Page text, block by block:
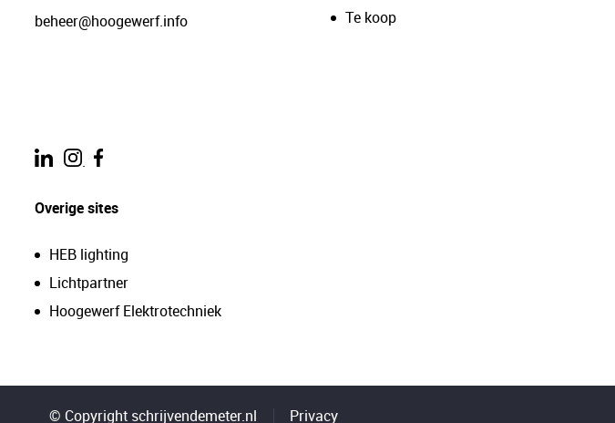
beheer@hoogewerf.info
.
Overige sites
HEB lighting
Lichtpartner
Hoogewerf Elektrotechniek
Te koop
© Copyright schrijvendemeter.nl Privacy